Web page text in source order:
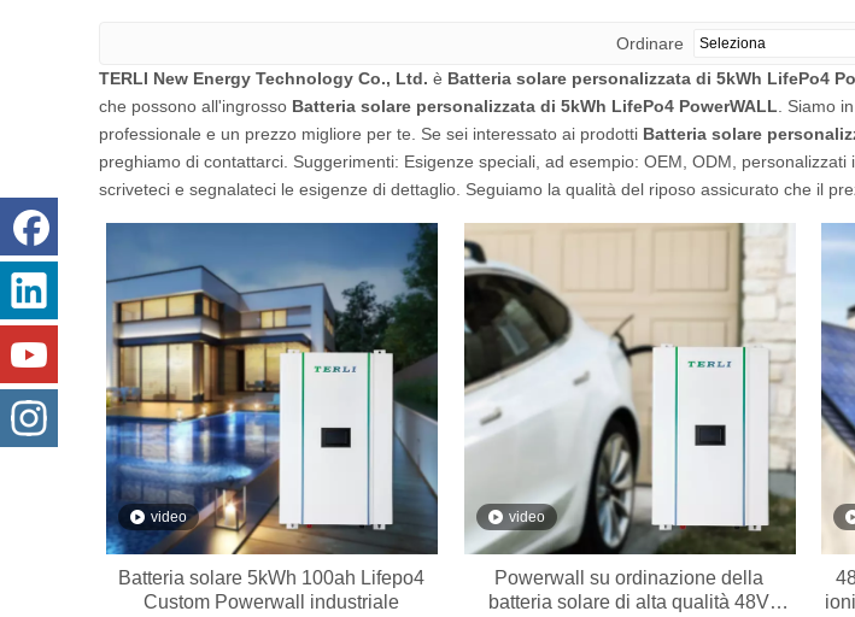
Ordinare
TERLI New Energy Technology Co., Ltd. è Batteria solare personalizzata di 5kWh LifePo4
che possono all'ingrosso Batteria solare personalizzata di 5kWh LifePo4 PowerWALL . Siamo
professionale e un prezzo migliore per te. Se sei interessato ai prodotti Batteria solare
preghiamo di contattarci. Suggerimenti: Esigenze speciali, ad esempio: OEM, ODM, personalizzati
scriveteci e segnalateci le esigenze di dettaglio. Seguiamo la qualità del riposo assicurato che il
video
Batteria solare 5kWh 100ah Lifepo4
Custom Powerwall industriale
video
Powerwall su ordinazione della
batteria solare di alta qualità 48V